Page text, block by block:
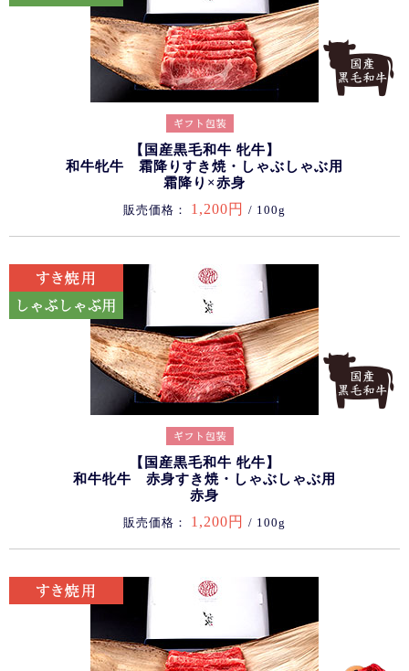
【国産黒毛和牛 牝牛】
和牛牝牛 霜降りすき焼・しゃぶしゃぶ用
霜降り×赤身
販売価格： 1,200円 / 100g
【国産黒毛和牛 牝牛】
和牛牝牛 赤身すき焼・しゃぶしゃぶ用
赤身
販売価格： 1,200円 / 100g